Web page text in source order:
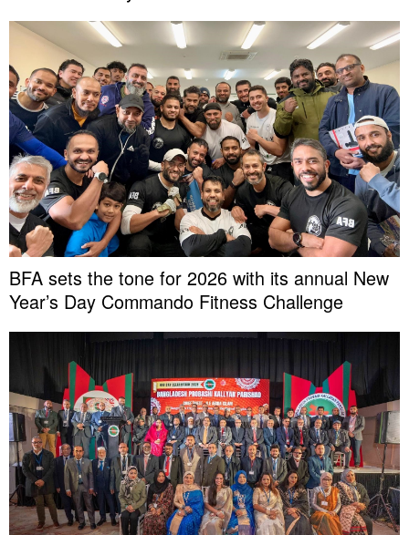
BFA sets the tone for 2026 with its annual New
Year’s Day Commando Fitness Challenge